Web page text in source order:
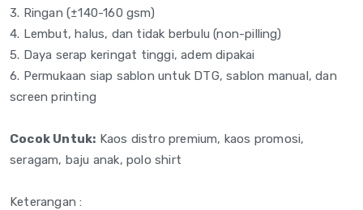
3. Ringan (±140-160 gsm)
4. Lembut, halus, dan tidak berbulu(non-pilling)
5. Daya serap keringat tinggi, ademdipakai
6. Permukaan siap sablon untuk DTG, sablon manual, dan
screen printing
Cocok Untuk: Kaos distropremium, kaos promosi,
seragam, baju anak, polo shirt
Keterangan :